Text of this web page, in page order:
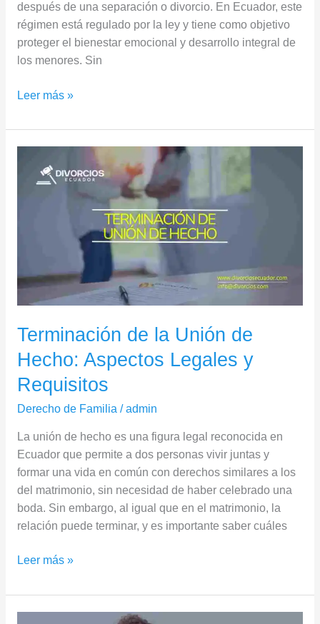
después de una separación o divorcio. En Ecuador, este
régimen está regulado por la ley y tiene como objetivo
proteger el bienestar emocional y desarrollo integral de
los menores. Sin
Leer más »
Terminación de la Unión de
Hecho: Aspectos Legales y
Requisitos
Derecho de Familia /admin
La unión de hecho es una figura legal reconocida en
Ecuador que permite a dos personas vivir juntas y
formar una vida en común con derechos similares a los
del matrimonio, sin necesidad de haber celebrado una
boda. Sin embargo, al igual que en el matrimonio, la
relación puede terminar, y es importante saber cuáles
Legales
Leer más »